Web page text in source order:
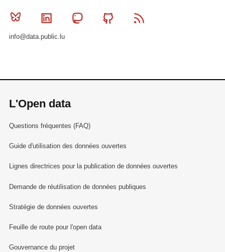
Bluesky Linkedin MastodonGithub
info@data.public.lu
L'Open data
Questions fréquentes (FAQ)
Guide d'utilisation des données ouvertes
Lignes directrices pour la publication de données ouvertes
Demande de réutilisation de données publiques
Stratégie de données ouvertes
Feuille de route pour l'open data
Gouvernance du projet